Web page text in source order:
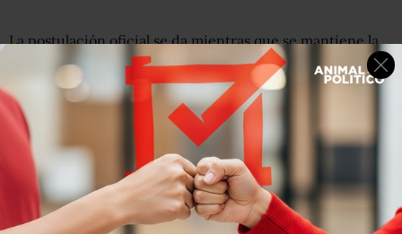
La postulación oficial se da mientras que se mantiene la
guerra entre Rusia y Ucrania; el presidente López
Obrador ha señalado que la postura de México es de “no
intervención” en el conflicto armando.
Aunque ha manifestado estar en contra de que un país
invada a otro, también indicó, hace algunas semanas, que
México no tomará represalias económicas contra Rusia
por ataques a Ucrania.